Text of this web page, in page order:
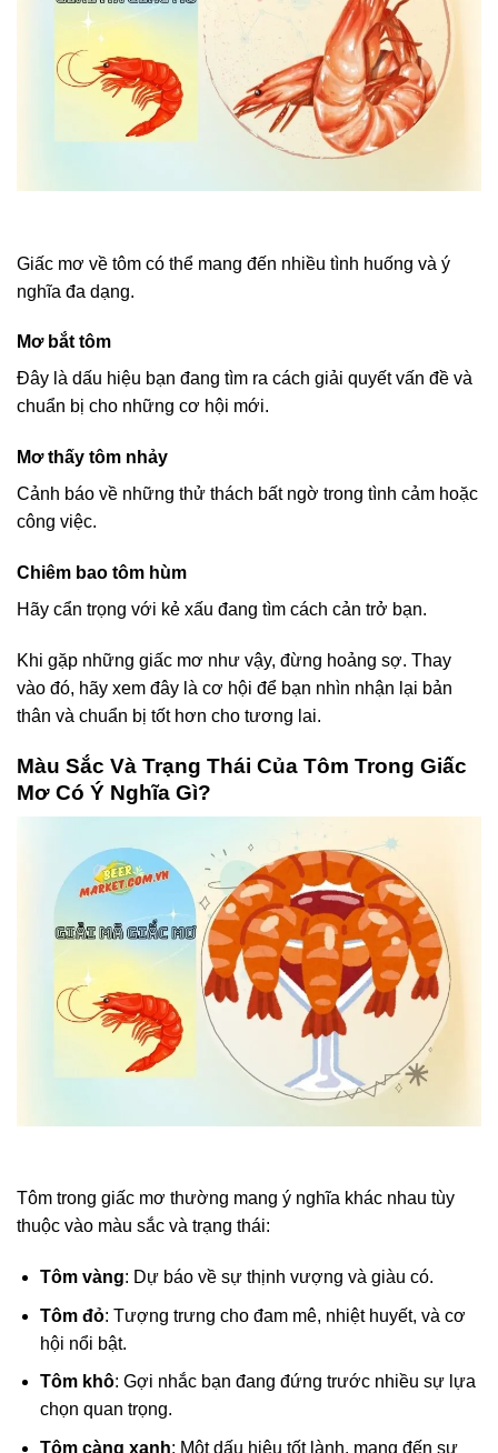
Giấc mơ về tôm có thể mang đến nhiều tình huống và ý
nghĩa đa dạng.
Mơ bắt tôm
Đây là dấu hiệu bạn đang tìm ra cách giải quyết vấn đề và
chuẩn bị cho những cơ hội mới.
Mơ thấy tôm nhảy
Cảnh báo về những thử thách bất ngờ trong tình cảm hoặc
công việc.
Chiêm bao tôm hùm
Hãy cẩn trọng với kẻ xấu đang tìm cách cản trở bạn.
Khi gặp những giấc mơ như vậy, đừng hoảng sợ. Thay
vào đó, hãy xem đây là cơ hội để bạn nhìn nhận lại bản
thân và chuẩn bị tốt hơn cho tương lai.
Màu Sắc Và Trạng Thái Của Tôm Trong Giấc
Mơ Có Ý Nghĩa Gì?
Tôm trong giấc mơ thường mang ý nghĩa khác nhau tùy
thuộc vào màu sắc và trạng thái:
Tôm vàng: Dự báo về sự thịnh vượng và giàu có.
Tôm đỏ: Tượng trưng cho đam mê, nhiệt huyết, và cơ
hội nổi bật.
Tôm khô: Gợi nhắc bạn đang đứng trước nhiều sự lựa
chọn quan trọng.
Tôm càng xanh: Một dấu hiệu tốt lành, mang đến sự